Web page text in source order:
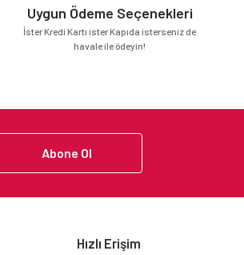
Uygun Ödeme Seçenekleri
İster Kredi Kartı ister Kapıda isterseniz de
havale ile ödeyin!
Abone Ol
Hızlı Erişim